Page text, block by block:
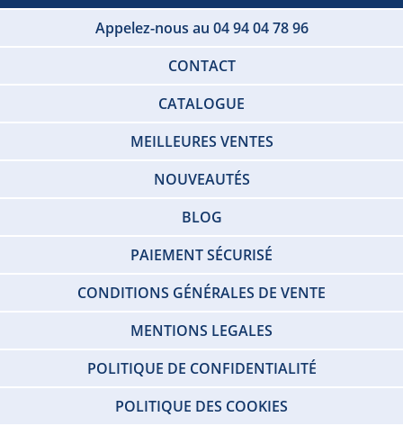
Appelez-nous au 04 94 04 78 96
CONTACT
CATALOGUE
MEILLEURES VENTES
NOUVEAUTÉS
BLOG
PAIEMENT SÉCURISÉ
CONDITIONS GÉNÉRALES DE VENTE
MENTIONS LEGALES
POLITIQUE DE CONFIDENTIALITÉ
POLITIQUE DES COOKIES